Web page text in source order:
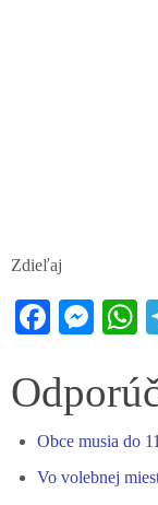
Zdieľaj
Fa
bo
ok
M
se
er
Obce musia do
Vo volebnej